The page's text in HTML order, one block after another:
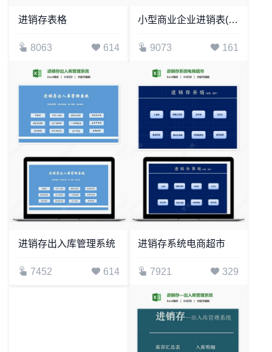
进销存表格
8063 614
小型商业企业进销表((进货成本表、销售表自动生成毛利和库存、附使用说明))
9073 161
进销存出入库管理系统
7452 614
进销存系统电商超市
7921 329